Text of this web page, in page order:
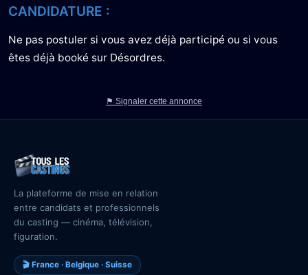
CANDIDATURE :
Ne pas postuler si vous avez déjà participé ou si vous
êtes déjà booké sur Désordres.
⚑ Signaler cette annonce
La plateforme de mise en relation
entre candidats et professionnels
du casting — cinéma, télévision,
figuration.
🎬 France · Belgique · Suisse